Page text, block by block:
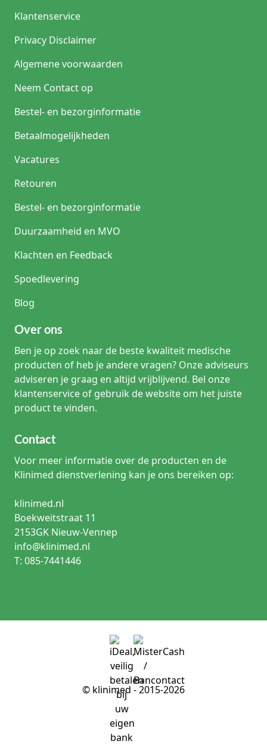
Klantenservice
Privacy Disclaimer
Algemene voorwaarden
Neem Contact op
Bestel- en bezorginformatie
Betaalmogelijkheden
Vacatures
Retouren
Bestel- en bezorginformatie
Duurzaamheid en MVO
Klachten en Feedback
Spoedlevering
Blog
Over ons
Ben je op zoek naar de beste kwaliteit medische
producten of heb je andere vragen? Onze adviseurs
adviseren je graag en altijd vrijblijvend. Bel onze
klantenservice of gebruik de website om het juiste
product te vinden.
Contact
Voor meer informatie over de producten en de
Klinimed dienstverlening kan je ons bereiken op:
klinimed.nl
Boekweitstraat 11
2153GK Nieuw-Vennep
info@klinimed.nl
T: 085-7441446
© klinimed - 2015-2026